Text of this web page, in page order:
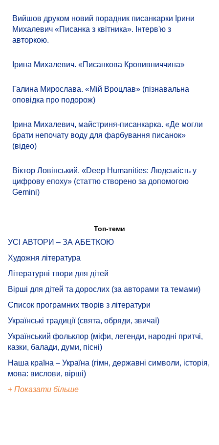
Вийшов друком новий порадник писанкарки Ірини
Михалевич «Писанка з квітника». Інтерв'ю з
авторкою.
Ірина Михалевич. «Писанкова Кропивниччина»
Галина Мирослава. «Мій Вроцлав» (пізнавальна
оповідка про подорож)
Ірина Михалевич, майстриня-писанкарка. «Де могли
брати непочату воду для фарбування писанок»
(відео)
Віктор Ловінський. «Deep Humanities: Людськість у
цифрову епоху» (статтю створено за допомогою
Gemini)
Топ-теми
УСІ АВТОРИ – ЗА АБЕТКОЮ
Художня література
Літературні твори для дітей
Вірші для дітей та дорослих (за авторами та темами)
Список програмних творів з літератури
Українські традиції (свята, обряди, звичаї)
Український фольклор (міфи, легенди, народні притчі,
казки, балади, думи, пісні)
Наша країна – Україна (гімн, державні символи, історія,
мова: вислови, вірші)
+ Показати більше